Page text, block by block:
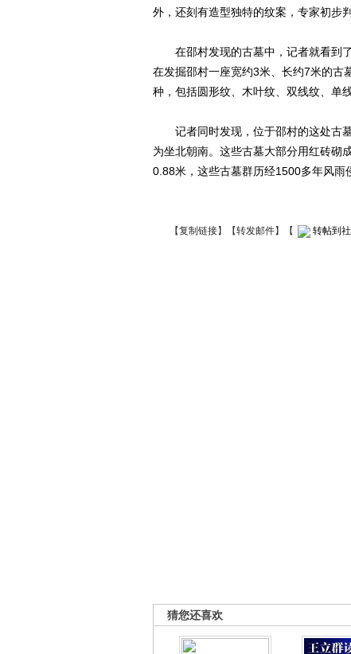
外，还刻有造型独特的纹案，专家初步
在邵村发现的古墓中，记者就看到了
在发掘邵村一座宽约3米、长约7米的古
种，包括圆形纹、木叶纹、双线纹、单
记者同时发现，位于邵村的这处古墓
为坐北朝南。这些古墓大部分用红砖砌
0.88米，这些古墓群历经1500多年风雨
【复制链接】【转发邮件】 【 转帖到
猜您还喜欢